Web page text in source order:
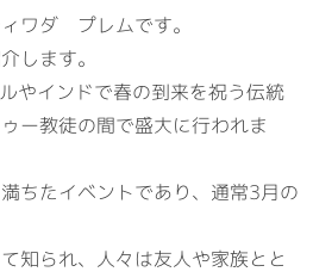
ワダ プレムです。
します。
やインドで春の到来を祝う伝統
ー教徒の間で盛大に行われま
ちたイベントであり、通常3月の
知られ、人々は友人や家族とと